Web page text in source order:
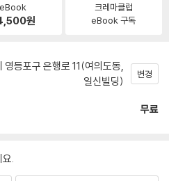
eBook
원
크레마클럽
eBook 구독
영등포구 은행로 11(여의도동,
일신빌딩)
변경
무료
.